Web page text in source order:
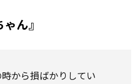
ん』
から損ばかりしてい